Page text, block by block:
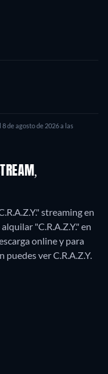
8 de agosto de 2026a las
streaming en
"C.R.A.Z.Y." en
online y para
puedes ver C.R.A.Z.Y.